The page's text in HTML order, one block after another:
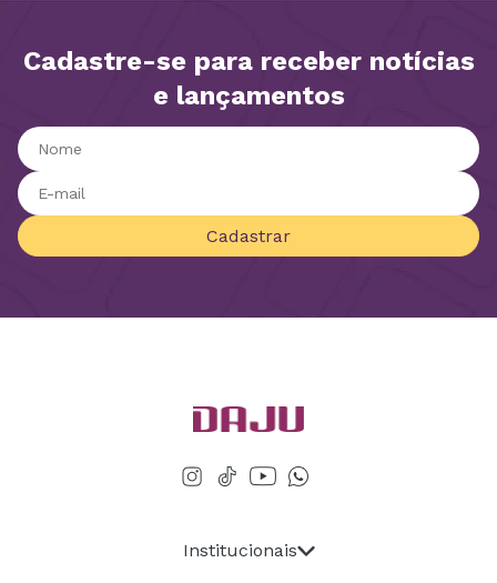
Cadastre-se para receber notícias
e lançamentos
Cadastrar
Institucionais